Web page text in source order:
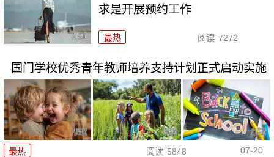
求是开展预约工作
最热 阅读 7272
国门学校优秀青年教师培养支持计划正式启动实施
最热 阅读 5848 07-20